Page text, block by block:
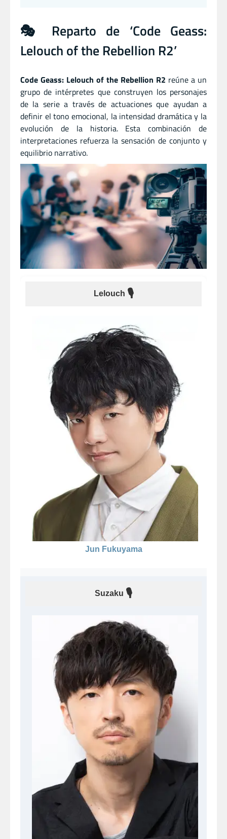
🎭 Reparto de ‘Code Geass:
Lelouch of the Rebellion R2’
Code Geass: Lelouch of the Rebellion R2 reúne a un
grupo de intérpretes que construyen los personajes
de la serie a través de actuaciones que ayudan a
definir el tono emocional, la intensidad dramática y la
evolución de la historia. Esta combinación de
interpretaciones refuerza la sensación de conjunto y
equilibrio narrativo.
Lelouch 🎙
Jun Fukuyama
Suzaku 🎙